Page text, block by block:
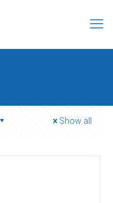
Show all